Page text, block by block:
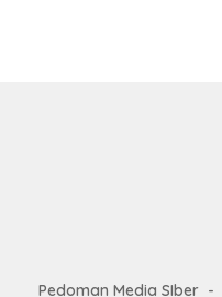
Pedoman Media SIber